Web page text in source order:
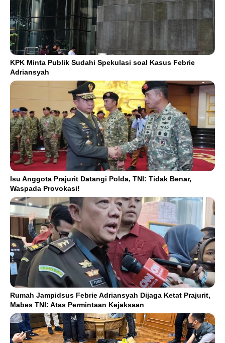
KPK Minta Publik Sudahi Spekulasi soal Kasus Febrie
Adriansyah
Isu Anggota Prajurit Datangi Polda, TNI: Tidak Benar,
Waspada Provokasi!
Rumah Jampidsus Febrie Adriansyah Dijaga Ketat Prajurit,
Mabes TNI: Atas Permintaan Kejaksaan